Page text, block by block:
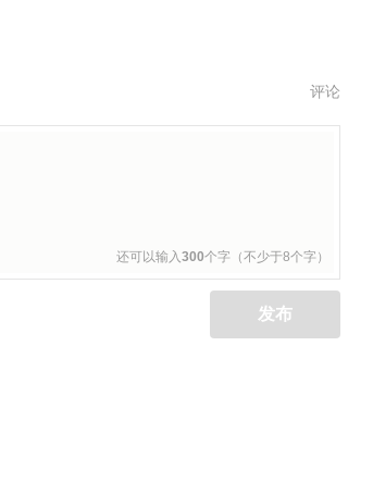
评论
还可以输入300个字（不少于8个字）
发布